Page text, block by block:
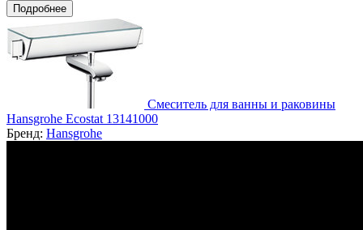
Подробнее
Смеситель для ванны и раковины
Hansgrohe Ecostat 13141000
Бренд: Hansgrohe